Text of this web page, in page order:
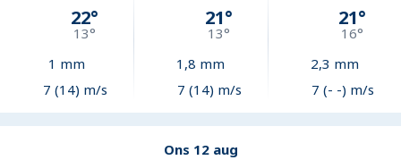
22°
13°
1 mm
7 (14) m/s
21°
13°
1,8 mm
7 (14) m/s
21°
16°
2,3 mm
7 (- -) m/s
Ons 12 aug